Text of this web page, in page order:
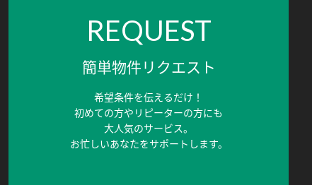
REQUEST
簡単物件リクエスト
希望条件を伝えるだけ！
初めての方やリピーターの方にも
大人気のサービス。
お忙しいあなたをサポートします。